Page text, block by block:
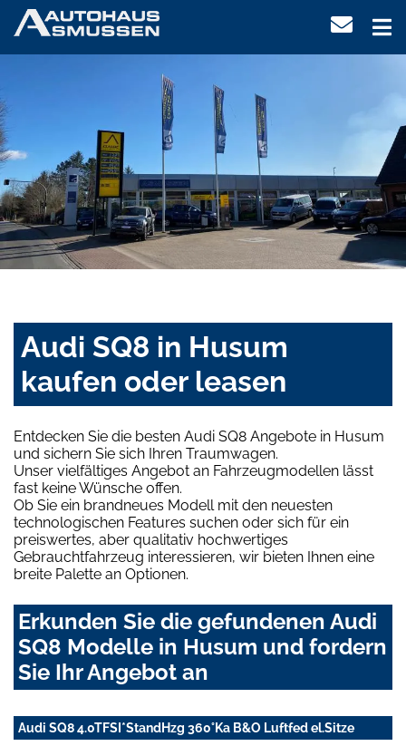
Audi SQ8 in Husum
kaufen oder leasen
Entdecken Sie die besten Audi SQ8 Angebote in Husum
und sichern Sie sich Ihren Traumwagen.
Unser vielfältiges Angebot an Fahrzeugmodellen lässt
fast keine Wünsche offen.
Ob Sie ein brandneues Modell mit den neuesten
technologischen Features suchen oder sich für ein
preiswertes, aber qualitativ hochwertiges
Gebrauchtfahrzeug interessieren, wir bieten Ihnen eine
breite Palette an Optionen.
Erkunden Sie die gefundenen Audi
SQ8 Modelle in Husum und fordern
Sie Ihr Angebot an
Audi SQ8 4.0TFSI*StandHzg 360°Ka B&O Luftfed el.Sitze